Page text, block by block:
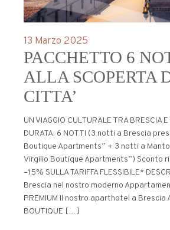
13 Marzo 2025
PACCHETTO 6
ALLA SCOPERTA
CITTA’
UN VIAGGIO CULTURALE TRA BRESCIA
DURATA: 6 NOTTI (3 notti a Brescia
Boutique Apartments” + 3 notti a
Virgilio Boutique Apartments”) Sconto
–15% SULLA TARIFFA FLESSIBILE*
Brescia nel nostro moderno
PREMIUM Il nostro aparthotel a Brescia
BOUTIQUE […]